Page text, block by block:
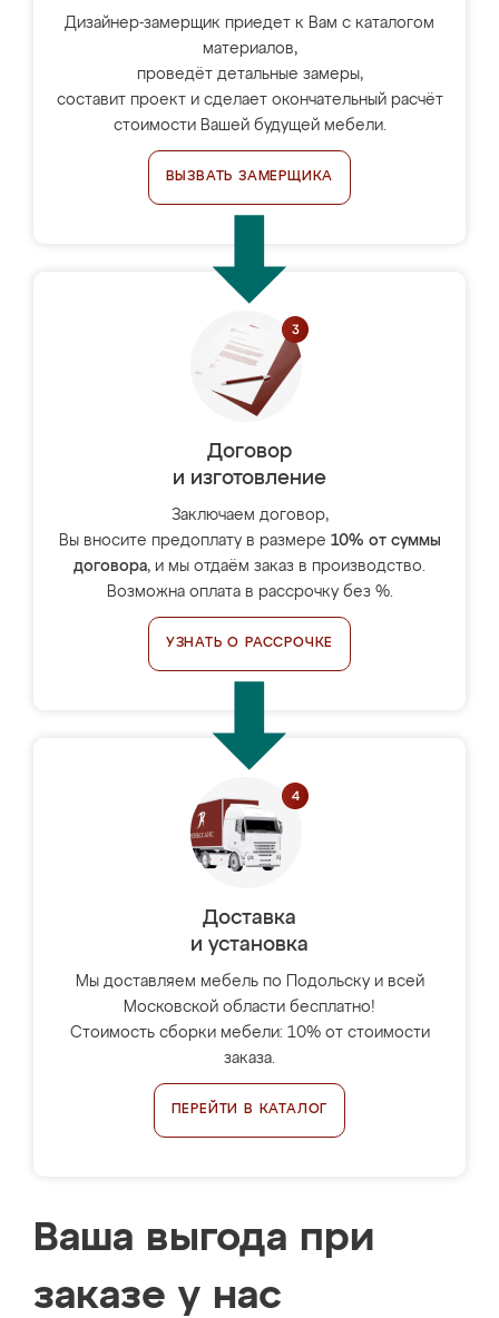
Дизайнер-замерщик приедет к Вам с каталогом
материалов,
проведёт детальные замеры,
составит проект и сделает окончательный расчёт
стоимости Вашей будущей мебели.
ВЫЗВАТЬ ЗАМЕРЩИКА
Договор
и изготовление
Заключаем договор,
Вы вносите предоплату в размере 10% от суммы
договора, и мы отдаём заказ в производство.
Возможна оплата в рассрочку без %.
УЗНАТЬ О РАССРОЧКЕ
Доставка
и установка
Мы доставляем мебель по Подольску и всей
Московской области бесплатно!
Стоимость сборки мебели: 10% от стоимости
заказа.
ПЕРЕЙТИ В КАТАЛОГ
Ваша выгода при
заказе у нас